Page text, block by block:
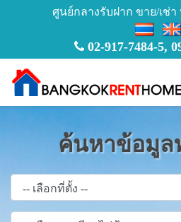
ศูนย์กลางรับฝาก ขาย/เช่
02-917-7484-5,
ค้นหาข้อมูล